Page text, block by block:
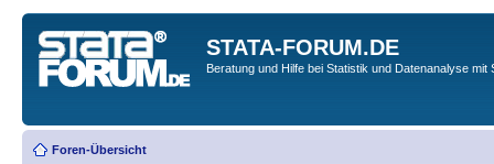
STATA-FORUM.DE
Beratung und Hilfe bei Statistik und Datenanalyse mit
Foren-Übersicht